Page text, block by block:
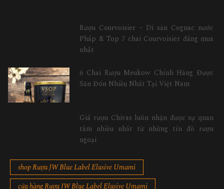
Rượu Courvoisier – Di sản Cognac nước
Pháp & Top 7 chai Courvoisier đáng mua
nhất
6 Chai Rượu Meukow Chính Hãng Được
Săn Đón Nhiều Nhất Tại Việt Nam
Giá rượu Chivas luôn nhận được sự quan
tâm nhiều nhất từ những tín đồ rượu
ngoại
shop Rượu JW Blue Label Elusive Umami
cửa hàng Rượu JW Blue Label Elusive Umami